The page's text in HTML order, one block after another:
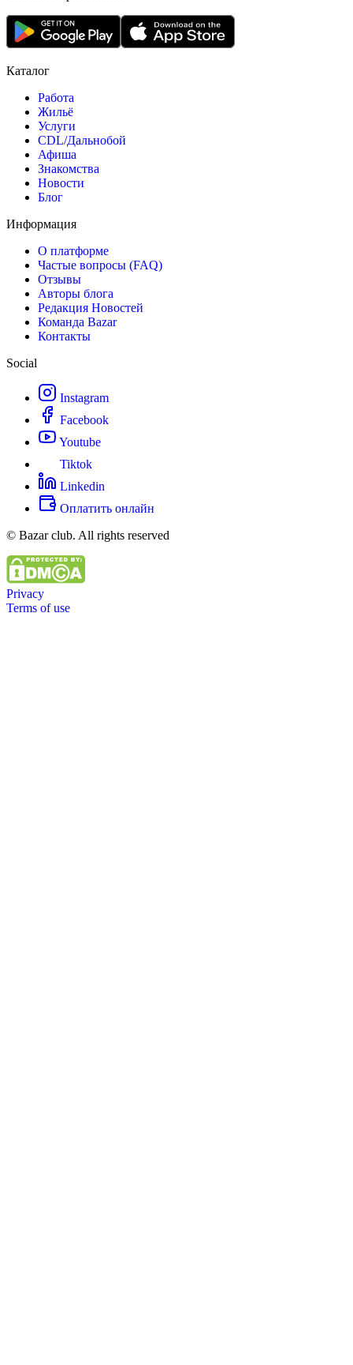
Каталог
Работа
Жильё
Услуги
CDL/Дальнобой
Афиша
Знакомства
Новости
Блог
Информация
О платформе
Частые вопросы (FAQ)
Отзывы
Авторы блога
Редакция Новостей
Команда Bazar
Контакты
Social
Instagram
Facebook
Youtube
Tiktok
Linkedin
Оплатить онлайн
© Bazar club. All rights reserved
Privacy
Terms of use